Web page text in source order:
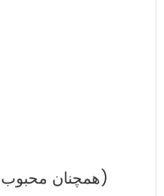
(همچنین Pixel 7 و 7 Pro همچنان محبوب هستند)